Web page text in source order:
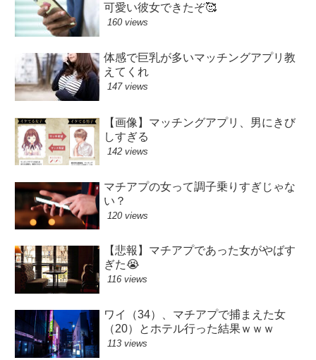
可愛い彼女できたぞ🥰
160 views
体感で巨乳が多いマッチングアプリ教
えてくれ
147 views
【画像】マッチングアプリ、男にきび
しすぎる
142 views
マチアプの女って調子乗りすぎじゃな
い？
120 views
【悲報】マチアプであった女がやばす
ぎた😭
116 views
ワイ（34）、マチアプで捕まえた女
（20）とホテル行った結果ｗｗｗ
113 views